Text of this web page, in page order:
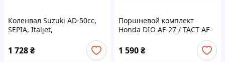
Коленвал Suzuki AD-50cc,
SEPIA, Italjet,
"MotoTech"Taiwan Сузуки
Сепия Адрес
1 728₴
Поршневой комплект
Honda DIO AF-27 / TACT AF-
24 / AF-30 / LEAD AF-20 49.9c
(TW) MOTOTOTECH
1 590₴